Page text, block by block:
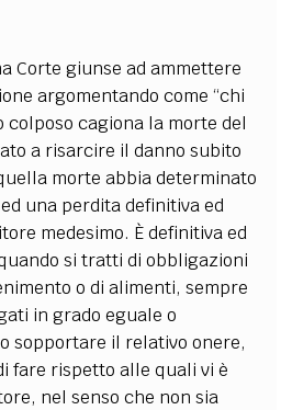
Corte giunse ad ammettere
argomentando come “chi
colposo cagiona la morte del
a risarcire il danno subito
morte abbia determinato
una perdita definitiva ed
medesimo. È definitiva ed
si tratti di obbligazioni
o di alimenti, sempre
in grado eguale o
sopportare il relativo onere,
fare rispetto alle quali vi è
nel senso che non sia